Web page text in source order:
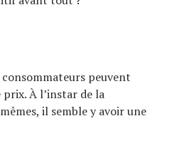
peuvent
À l’instar de la
il semble y avoir une